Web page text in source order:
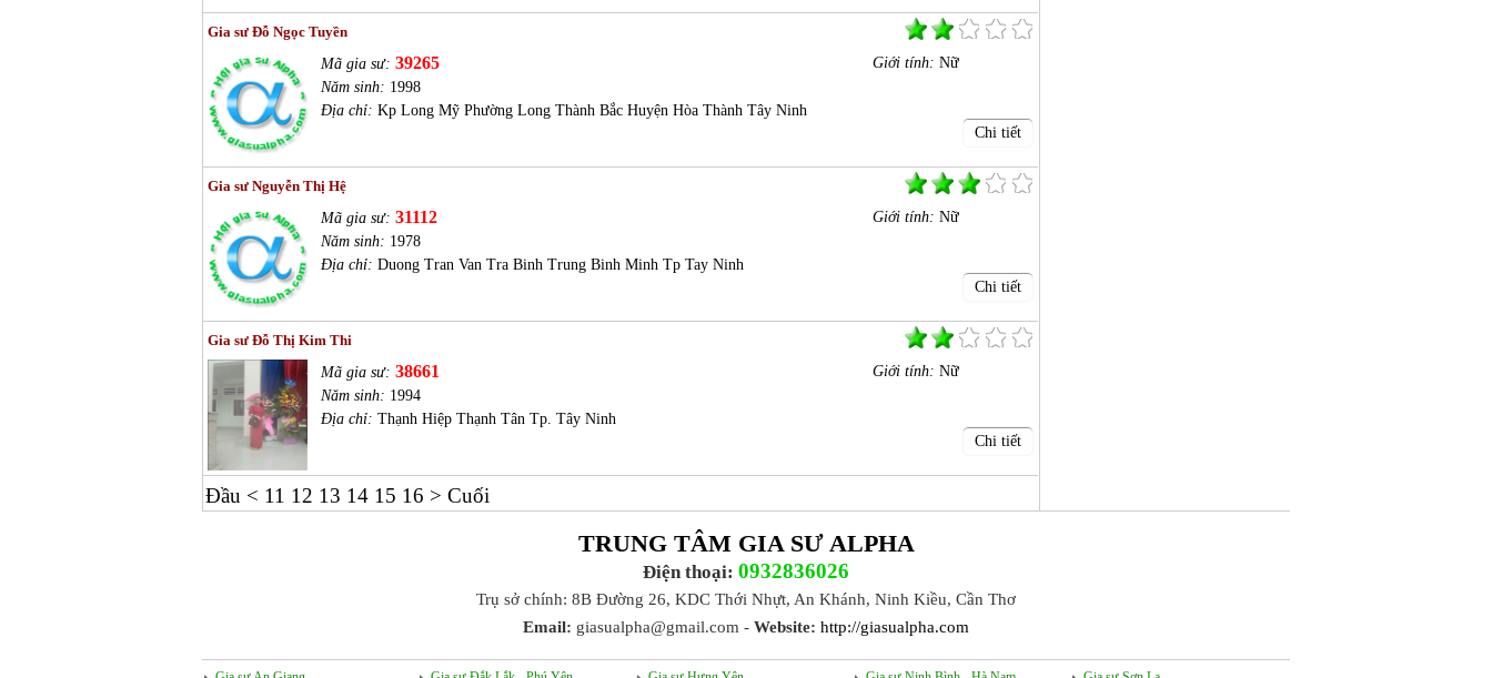
Gia sư Đỗ Ngọc Tuyền
Mã gia sư: 39265
Năm sinh: 1998
Địa chỉ: Kp Long Mỹ Phường Long Thành Bắc Huyện Hòa Thành Tây Ninh
Giới tính: Nữ
Chi tiết
Gia sư Nguyễn Thị Hệ
Mã gia sư: 31112
Năm sinh: 1978
Địa chỉ: Duong Tran Van Tra Binh Trung Binh Minh Tp Tay Ninh
Giới tính: Nữ
Chi tiết
Gia sư Đỗ Thị Kim Thi
Mã gia sư: 38661
Năm sinh: 1994
Địa chỉ: Thạnh Hiệp Thạnh Tân Tp. Tây Ninh
Giới tính: Nữ
Chi tiết
Đầu < 11 12 13 14 15 16 > Cuối
TRUNG TÂM GIA SƯ ALPHA
Điện thoại: 0932836026
Trụ sở chính: 8B Đường 26, KDC Thới Nhựt, An Khánh, Ninh Kiều, Cần Thơ
Email: giasualpha@gmail.com - Website: http://giasualpha.com